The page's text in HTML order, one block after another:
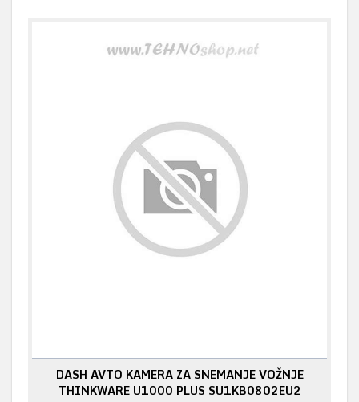
DASH AVTO KAMERA ZA SNEMANJE VOŽNJE
THINKWARE U1000 PLUS SU1KB0802EU2